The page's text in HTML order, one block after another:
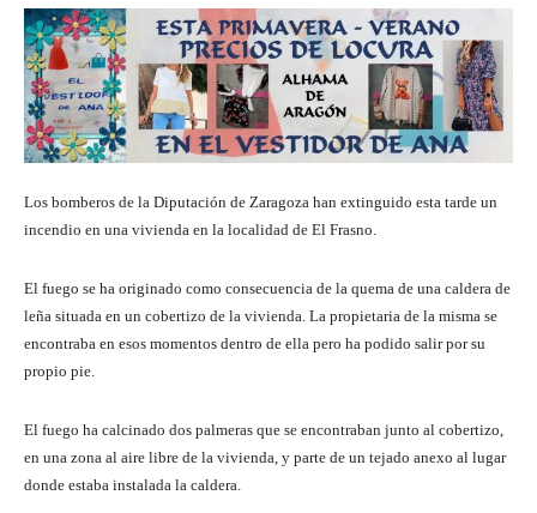
Los bomberos de la Diputación de Zaragoza han extinguido esta tarde un
incendio en una vivienda en la localidad de El Frasno.
El fuego se ha originado como consecuencia de la quema de una caldera de
leña situada en un cobertizo de la vivienda. La propietaria de la misma se
encontraba en esos momentos dentro de ella pero ha podido salir por su
propio pie.
El fuego ha calcinado dos palmeras que se encontraban junto al cobertizo,
en una zona al aire libre de la vivienda, y parte de un tejado anexo al lugar
donde estaba instalada la caldera.